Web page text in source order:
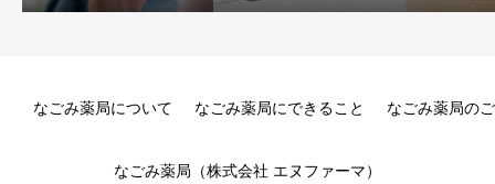
なごみ薬局について なごみ薬局にできること なごみ薬局の
なごみ薬局（株式会社 エヌファーマ）